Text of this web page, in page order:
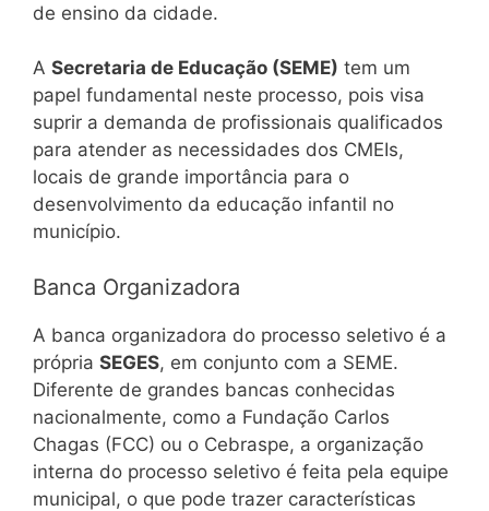
de ensino da cidade.
A Secretaria de Educação (SEME) tem um
papel fundamental neste processo, pois visa
suprir a demanda de profissionais qualificados
para atender as necessidades dos CMEIs,
locais de grande importância para o
desenvolvimento da educação infantil no
município.
Banca Organizadora
A banca organizadora do processo seletivo é a
própria SEGES, em conjunto com a SEME.
Diferente de grandes bancas conhecidas
nacionalmente, como a Fundação Carlos
Chagas (FCC) ou o Cebraspe, a organização
interna do processo seletivo é feita pela equipe
municipal, o que pode trazer características